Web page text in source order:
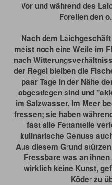
Vor und während des
Forellen den
Nach dem
meist noch eine Weile im
nach
der Regel bleiben die
paar Tage in der Nähe
abgestiegen sind und
im Salzwasser. Im Meer
fressen; sie haben
fast alle Fettanteile
kulinarische Genuss
Aus diesem Grund
Fressbare was an
wirklich keine Kunst,
Köder zu